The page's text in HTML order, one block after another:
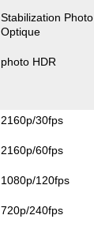
Stabilization Photo
Optique
photo HDR
2160p/30fps
2160p/60fps
1080p/120fps
720p/240fps